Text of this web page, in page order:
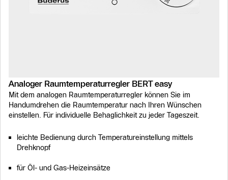
Analoger Raumtemperaturregler BERT easy
Mit dem analogen Raumtemperaturregler können Sie im
Handumdrehen die Raumtemperatur nach Ihren Wünschen
einstellen. Für individuelle Behaglichkeit zu jeder Tageszeit.
leichte Bedienung durch Temperatureinstellung mittels
Drehknopf
für Öl- und Gas-Heizeinsätze